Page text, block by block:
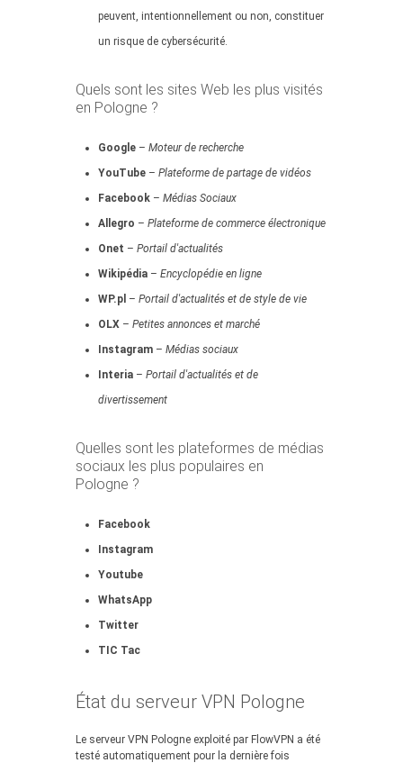
peuvent, intentionnellement ou non, constituer
un risque de cybersécurité.
Quels sont les sites Web les plus visités
en Pologne ?
Google – Moteur de recherche
YouTube – Plateforme de partage de vidéos
Facebook – Médias Sociaux
Allegro – Plateforme de commerce électronique
Onet – Portail d'actualités
Wikipédia – Encyclopédie en ligne
WP.pl – Portail d'actualités et de style de vie
OLX – Petites annonces et marché
Instagram – Médias sociaux
Interia – Portail d'actualités et de
divertissement
Quelles sont les plateformes de médias
sociaux les plus populaires en
Pologne ?
Facebook
Instagram
Youtube
WhatsApp
Twitter
TIC Tac
État du serveur VPN Pologne
Le serveur VPN Pologne exploité par FlowVPN a été
testé automatiquement pour la dernière fois